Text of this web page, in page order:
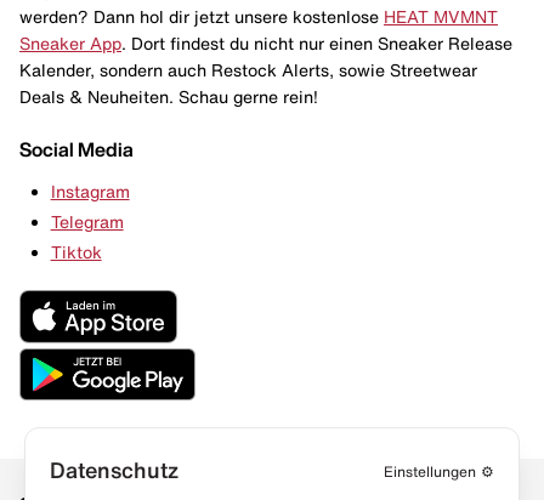
werden? Dann hol dir jetzt unsere kostenlose HEAT MVMNT
Sneaker App . Dort findest du nicht nur einen Sneaker Release
Kalender, sondern auch Restock Alerts, sowie Streetwear
Deals & Neuheiten. Schau gerne rein!
Social Media
Instagram
Telegram
Tiktok
Datenschutz Einstellungen ⚙️